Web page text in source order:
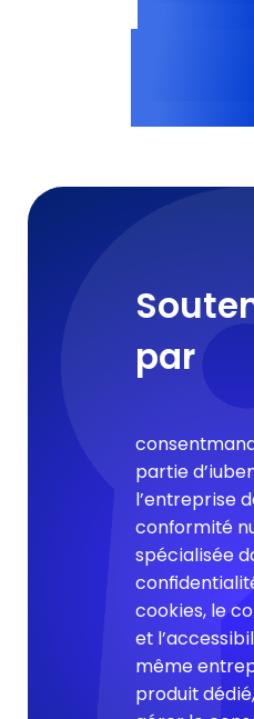
par
partie
l’entreprise
conformité
spécialisée
cookies, le
et
même
produit